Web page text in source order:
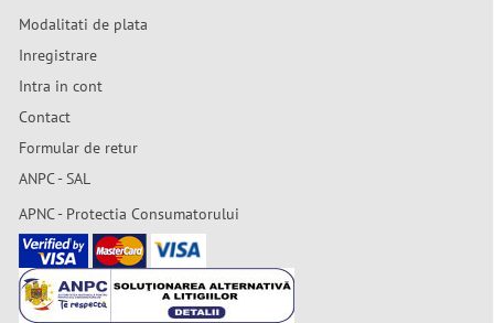
Modalitati de plata
Inregistrare
Intra in cont
Contact
Formular de retur
ANPC - SAL
APNC - Protectia Consumatorului